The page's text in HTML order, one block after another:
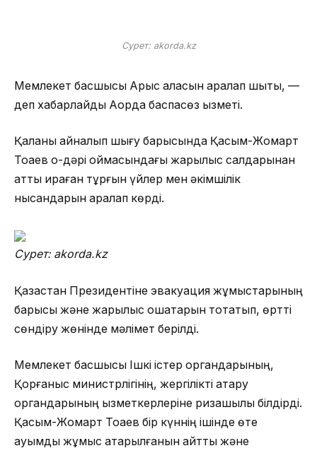
Сурет: akorda.kz
Мемлекет басшысы Арыс қаласын аралап шықты, —
деп хабарлайды Ақорда баспасөз қызметі.
Қаланы айналып шығу барысында Қасым-Жомарт
Тоқаев оқ-дәрі қоймасындағы жарылыс салдарынан
қатты қираған тұрғын үйлер мен әкімшілік
нысандарын аралап көрді.
Сурет: akorda.kz
Қазақстан Президентіне эвакуация жұмыстарының
барысы және жарылыс ошақтарын тоқтатып, өртті
сөндіру жөнінде мәлімет берілді.
Мемлекет басшысы Ішкі істер органдарының,
Қорғаныс министрлігінің, жергілікті атқару
органдарының қызметкерлеріне ризашылық білдірді.
Қасым-Жомарт Тоқаев бір күннің ішінде өте
ауқымды жұмыс атқарылғанын айтты және